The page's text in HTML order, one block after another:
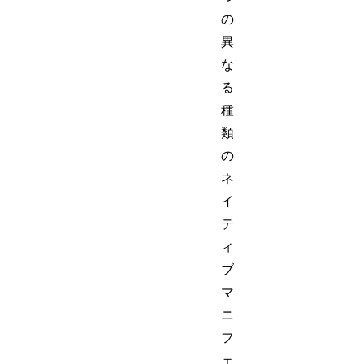
の
異
な
る
種
類
の
ネ
イ
テ
ィ
ブ
マ
ニ
フ
ェ